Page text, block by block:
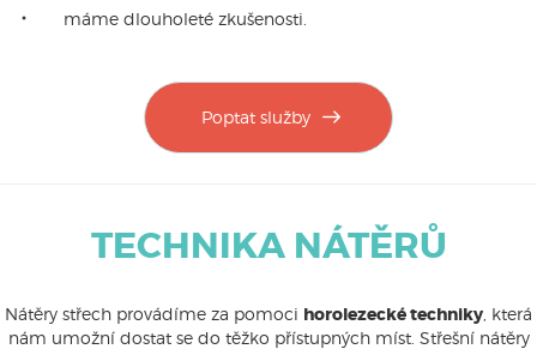
máme dlouholeté zkušenosti.
Poptat služby
TECHNIKA NÁTĚRŮ
Nátěry střech provádíme za pomoci horolezecké techniky , která
nám umožní dostat se do těžko přístupných míst. Střešní nátěry